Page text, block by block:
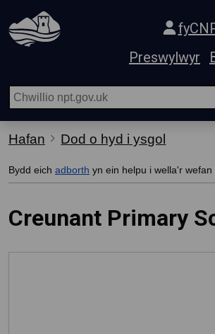
Hepgor gwe-lywio
Preswylwyr
Hafan Dod o hyd i ysgol
Bydd eich adborth yn ein helpu i wella'r wefan
Creunant Primary